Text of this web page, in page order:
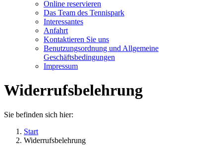
Online reservieren
Das Team des Tennispark
Interessantes
Anfahrt
Kontaktieren Sie uns
Benutzungsordnung und Allgemeine
Geschäftsbedingungen
Impressum
Widerrufsbelehrung
Sie befinden sich hier:
Start
Widerrufsbelehrung